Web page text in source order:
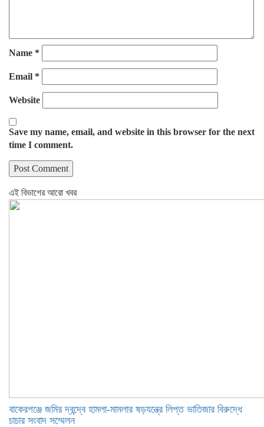
Name *
Email *
Website
Save my name, email, and website in this browser for the next
time I comment.
এই বিভাগের আরো খবর
বাকেরগঞ্জে জমির দ্বন্দ্বে হামলা-মামলার ষড়যন্ত্রে লিপ্ত ভাতিজার বিরুদ্ধে
চাচার সংবাদ সম্মেলন